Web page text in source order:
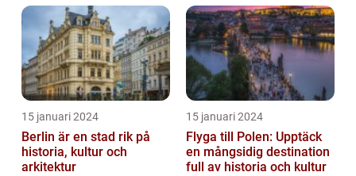
15 januari 2024
Berlin är en stad rik på
historia, kultur och
arkitektur
15 januari 2024
Flyga till Polen: Upptäck
en mångsidig destination
full av historia och kultur